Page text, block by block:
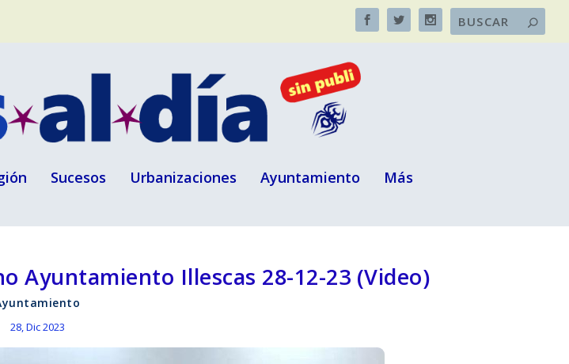
Sucesos Urbanizaciones Ayuntamiento Más
Ayuntamiento Illescas 28-12-23 (Video)
28, Dic 2023